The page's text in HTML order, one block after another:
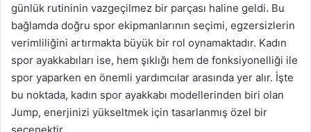
günlük rutininin vazgeçilmez bir parçası haline geldi. Bu
bağlamda doğru spor ekipmanlarının seçimi, egzersizlerin
verimliliğini artırmakta büyük bir rol oynamaktadır. Kadın
spor ayakkabıları ise, hem şıklığı hem de fonksiyonelliği ile
spor yaparken en önemli yardımcılar arasında yer alır. İşte
bu noktada, kadın spor ayakkabı modellerinden biri olan
Jump, enerjinizi yükseltmek için tasarlanmış özel bir